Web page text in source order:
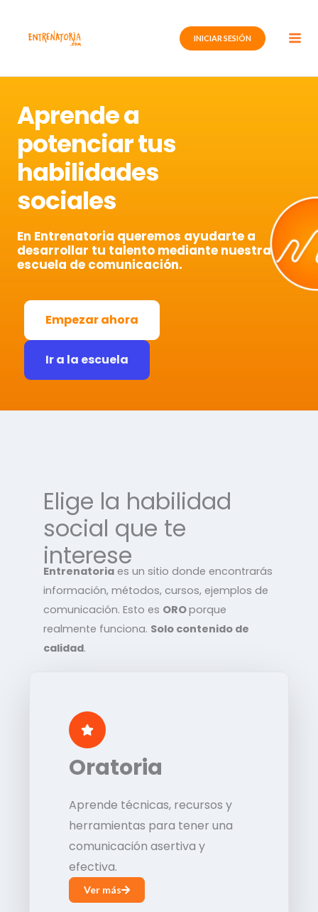
contenido
INICIAR SESIÓN
Aprende a
potenciar tus
habilidades
sociales
En Entrenatoria queremos ayudarte a
desarrollar tu talento mediante nuestra
escuela de comunicación.
Empezar ahora
Ir a la escuela
Elige la habilidad
social que te
interese
Entrenatoria es un sitio donde encontrarás
información, métodos, cursos, ejemplos de
comunicación. Esto es OROporque
realmente funciona. Solo contenido de
calidad.
Oratoria
Aprende técnicas, recursos y
herramientas para tener una
comunicación asertiva y
efectiva.
Ver más